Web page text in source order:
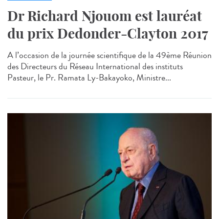
Dr Richard Njouom est lauréat
du prix Dedonder-Clayton 2017
A l’occasion de la journée scientifique de la 49ème Réunion
des Directeurs du Réseau International des instituts
Pasteur, le Pr. Ramata Ly-Bakayoko, Ministre...